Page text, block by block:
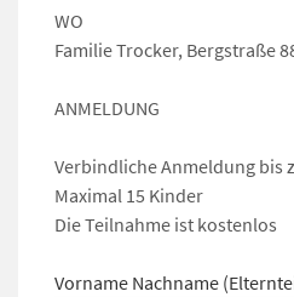
WO
Familie Trocker, Bergstraße
ANMELDUNG
Verbindliche Anmeldung bis
Maximal 15 Kinder
Die Teilnahme ist kostenlos
Vorname Nachname